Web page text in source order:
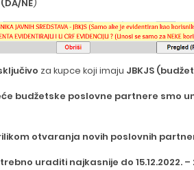
(DA/NE)
za kupce koji imaju JBKJS
budžetske poslovne partnere smo
otvaranja novih poslovnih
uraditi najkasnije do 15.12.2022. –